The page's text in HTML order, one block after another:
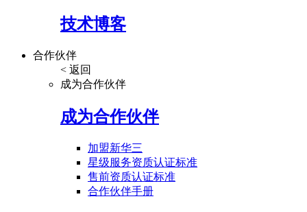
技术博客
合作伙伴
< 返回
成为合作伙伴
成为合作伙伴
加盟新华三
星级服务资质认证标准
售前资质认证标准
合作伙伴手册